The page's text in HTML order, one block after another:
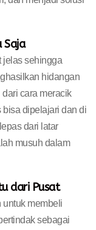
Saja
jelas sehingga
hidangan
cara meracik
dipelajari dan di
dari latar
musuh dalam
dari Pusat
untuk membeli
sebagai